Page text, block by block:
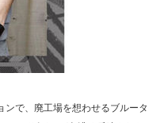
ンで、廃工場を想わせるブルータ